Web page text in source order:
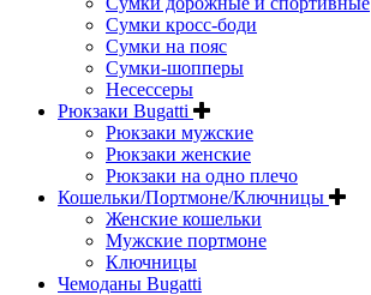
Сумки кросс-боди
Сумки на пояс
Сумки-шопперы
Несессеры
Рюкзаки Bugatti
Рюкзаки мужские
Рюкзаки женские
Рюкзаки на одно плечо
Кошельки/Портмоне/Ключницы
Женские кошельки
Мужские портмоне
Ключницы
Чемоданы Bugatti